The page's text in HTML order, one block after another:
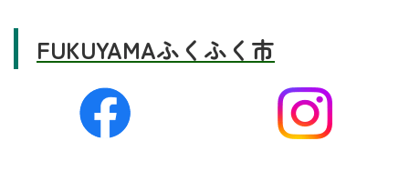
FUKUYAMAふくふく市